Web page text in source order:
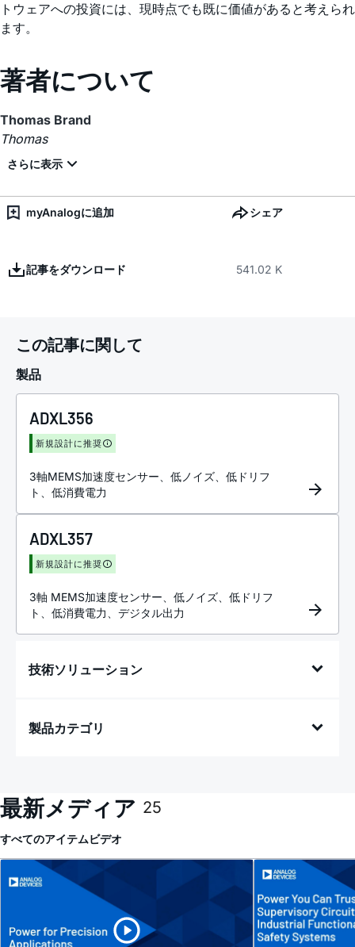
トウェアへの投資には、現時点でも既に価値があると考えられ
ます。
著者について
Thomas Brand
Thomas
myAnalogに追加 シェア
記事をダウンロード 541.02 K
この記事に関して
製品
ADXL356
新規設計に推奨
3軸MEMS加速度センサー、低ノイズ、低ドリフ
ト、低消費電力
ADXL357
新規設計に推奨
3軸 MEMS加速度センサー、低ノイズ、低ドリフ
ト、低消費電力、デジタル出力
技術ソリューション
製品カテゴリ
最新メディア 25
すべてのアイテムビデオ